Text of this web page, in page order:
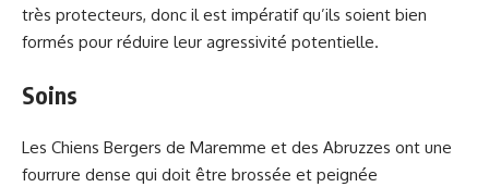
très protecteurs, donc il est impératif qu’ils soient bien
formés pour réduire leur agressivité potentielle.
Soins
Les Chiens Bergers de Maremme et des Abruzzes ont une
fourrure dense qui doit être brossée et peignée